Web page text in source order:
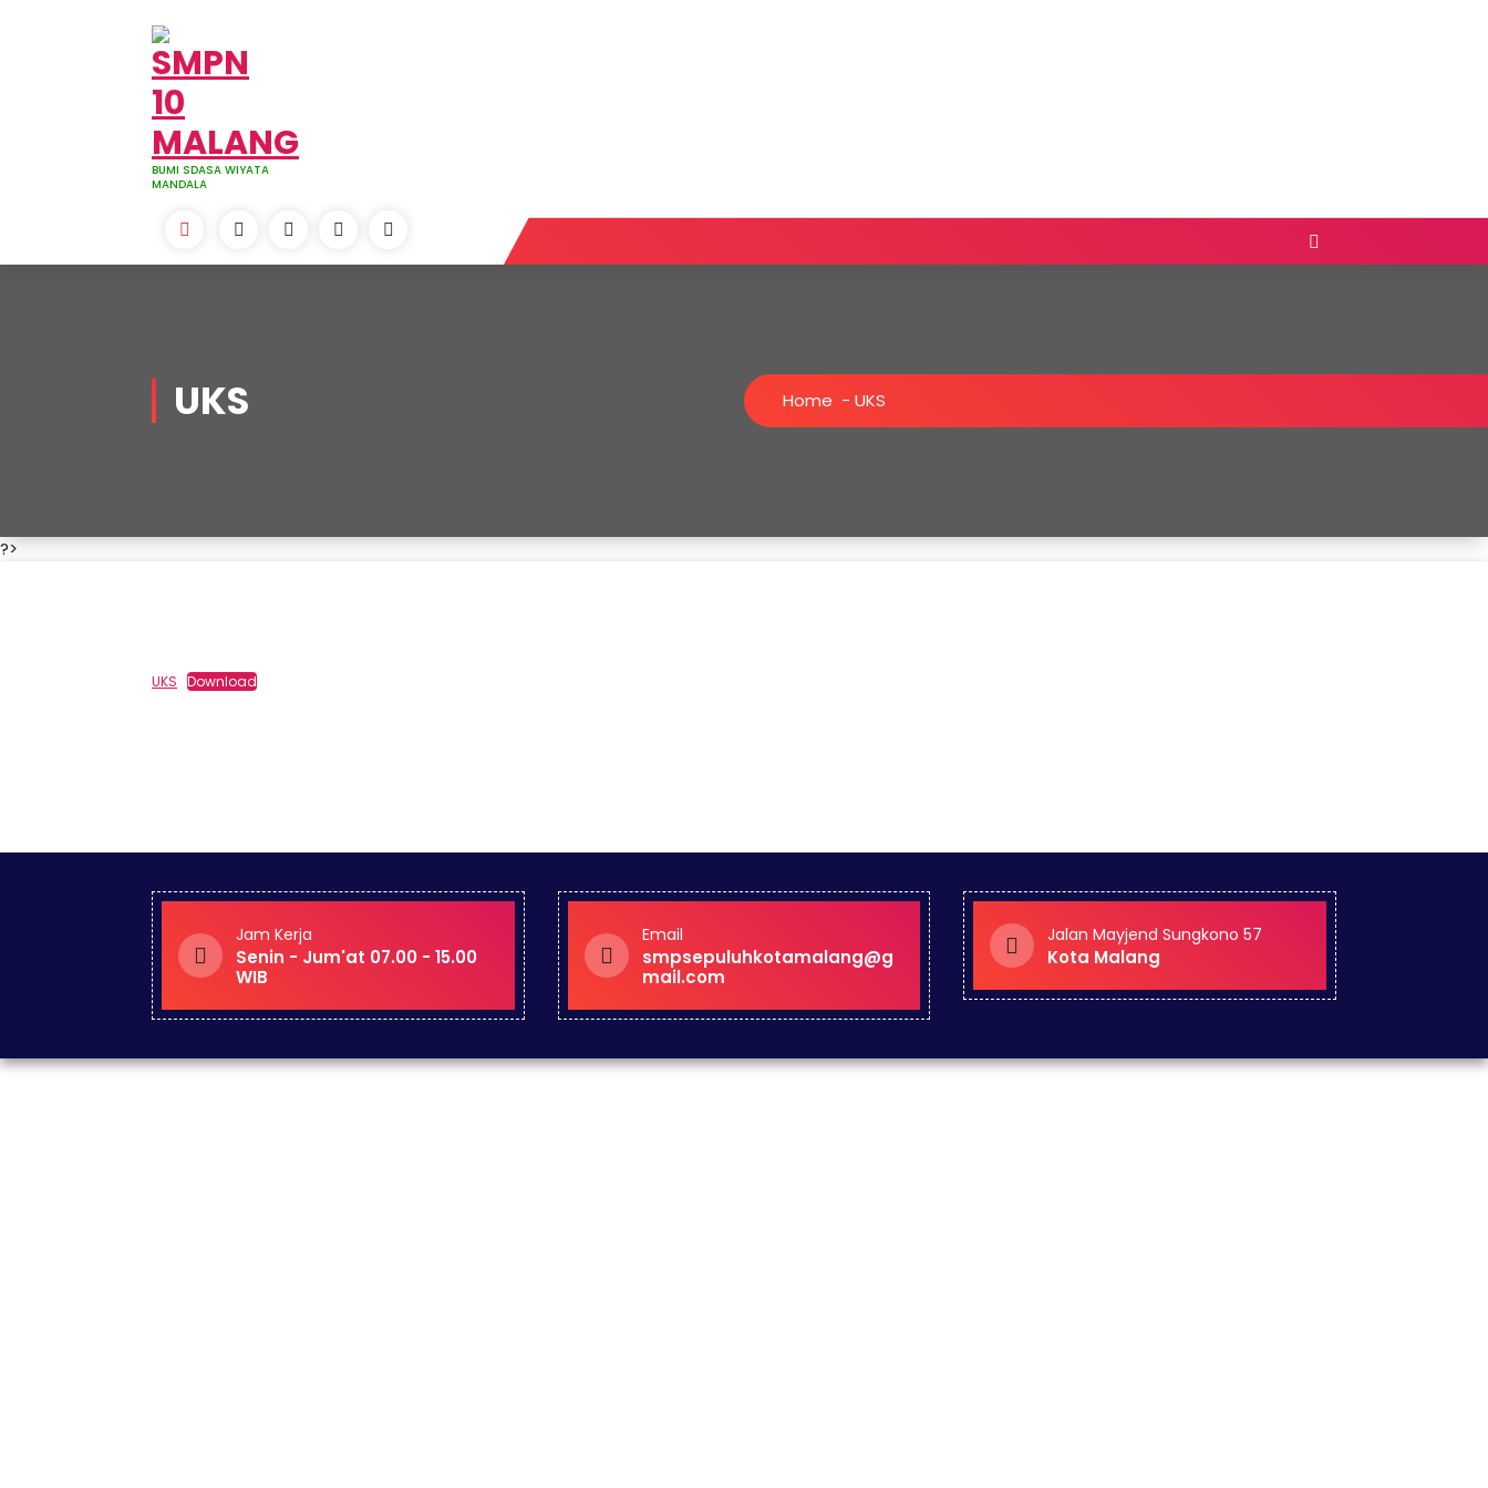
BUMI SDASA WIYATA
MANDALA
UKS Home - UKS
?>
UKS Download
Jam Kerja
Senin - Jum'at 07.00 - 15.00
WIB
Email
smpsepuluhkotamalang@g
mail.com
Jalan Mayjend Sungkono 57
Kota Malang